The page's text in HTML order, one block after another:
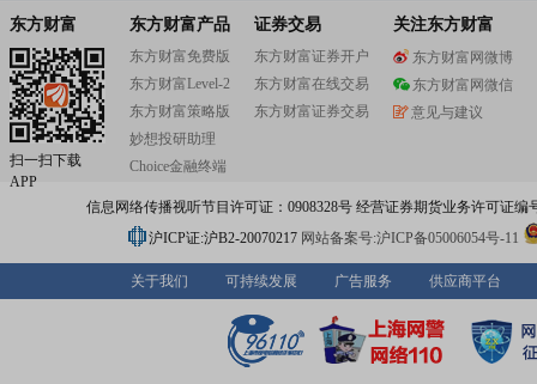
东方财富
扫一扫下载
APP
东方财富产品
东方财富免费版
东方财富Level-2
东方财富策略版
妙想投研助理
Choice金融终端
证券交易
东方财富证券开户
东方财富在线交易
东方财富证券交易
关注东方财富
东方财富网微博
东方财富网微信
意见与建议
信息网络传播视听节目许可证：0908328号 经营证券期货业务许可证编
沪ICP证:沪B2-20070217 网站备案号:沪ICP备05006054号-11
关于我们 可持续发展 广告服务 供应商平台